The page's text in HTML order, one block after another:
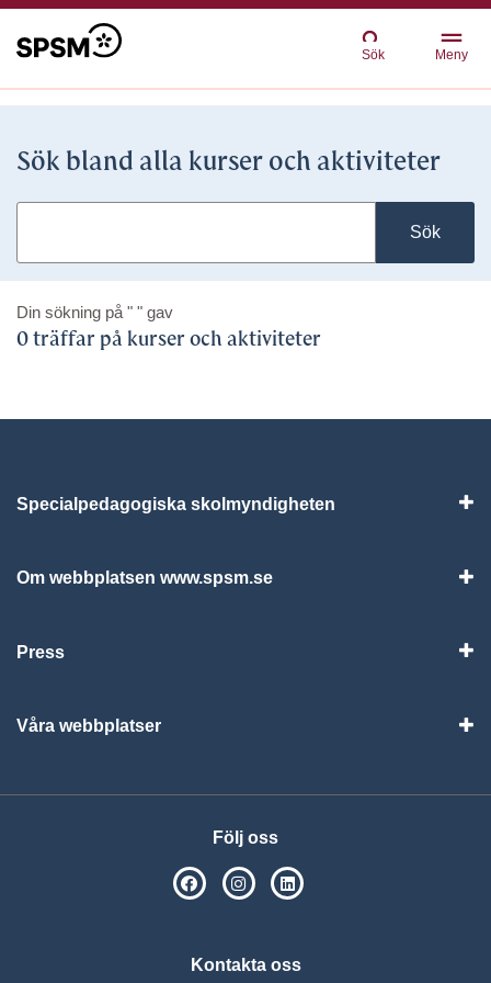
Sök Meny
Sök bland alla kurser och aktiviteter
Sök
Din sökning på " " gav
0 träffar på kurser och aktiviteter
Specialpedagogiska skolmyndigheten
Om webbplatsen www.spsm.se
Press
Våra webbplatser
Följ oss
SPSM på Facebook
SPSM på Instagram
Kontakta oss